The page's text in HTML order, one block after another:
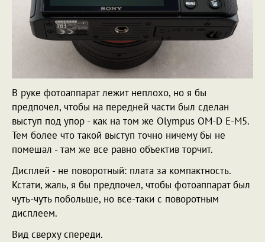
В руке фотоаппарат лежит неплохо, но я бы
предпочел, чтобы на передней части был сделан
выступ под упор - как на том же Olympus OM-D E-M5.
Тем более что такой выступ точно ничему бы не
помешал - там же все равно объектив торчит.
Дисплей - не поворотный: плата за компактность.
Кстати, жаль, я бы предпочел, чтобы фотоаппарат был
чуть-чуть побольше, но все-таки с поворотным
дисплеем.
Вид сверху спереди.